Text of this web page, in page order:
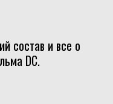
состав и все о
DC.